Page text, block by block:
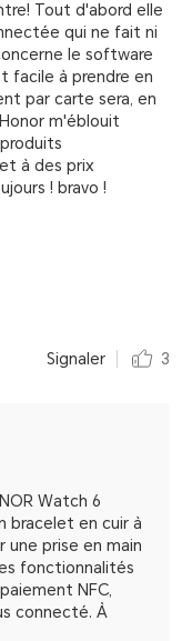
Tout d'abord elle
qui ne fait ni
le software
facile à prendre en
par carte sera, en
m'éblouit
à des prix
! bravo !
Signaler 3
Watch 6
bracelet en cuir à
prise en main
fonctionnalités
NFC,
connecté. À